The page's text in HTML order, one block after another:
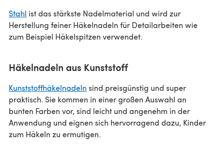
Stahl ist das stärkste Nadelmaterial und wird zur
Herstellung feiner Häkelnadeln für Detailarbeiten wie
zum Beispiel Häkelspitzen verwendet.
Häkelnadeln aus Kunststoff
Kunststoffhäkelnadeln sind preisgünstig und super
praktisch. Sie kommen in einer großen Auswahl an
bunten Farben vor, sind leicht und angenehm in der
Anwendung und eignen sich hervorragend dazu, Kinder
zum Häkeln zu ermutigen.